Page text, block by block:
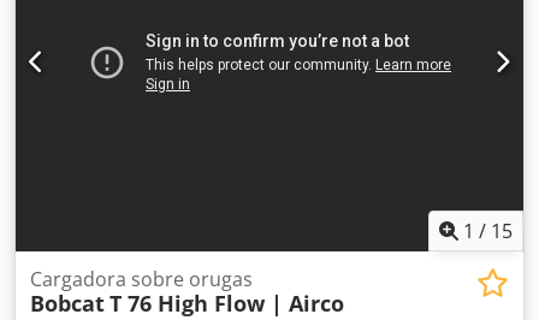
1 / 15
Cargadora sobre orugas
BobcatT 76 High Flow | Airco